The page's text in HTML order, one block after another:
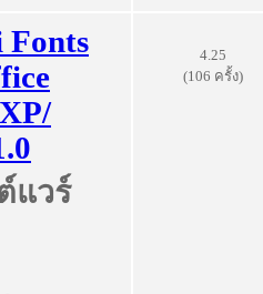
Fonts
4.25
(106 ครั้ง)